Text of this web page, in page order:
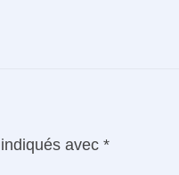
avec *